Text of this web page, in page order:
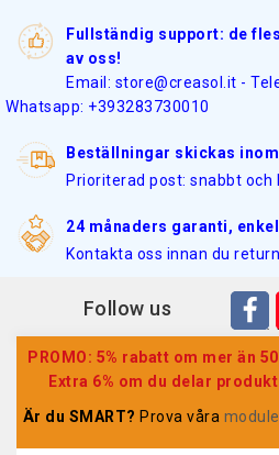
Fullständig support: de
av oss!
Email: store@creasol.it -
Whatsapp: +393283730010
Beställningar skickas
Prioriterad post: snabbt och
24 månaders garanti,
Kontakta oss innan du
Follow us
PROMO: 5% rabatt om mer än
Extra 6% om du delar
Är du SMART? Prova våra